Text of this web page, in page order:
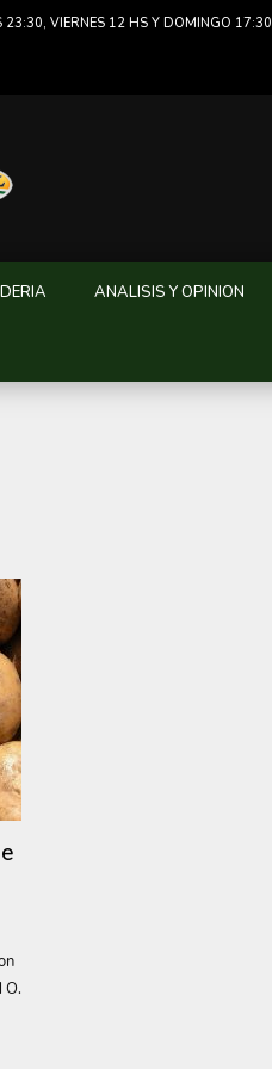
23:30, VIERNES 12 HS Y DOMINGO 17:30
ANALISIS Y OPINION
O.